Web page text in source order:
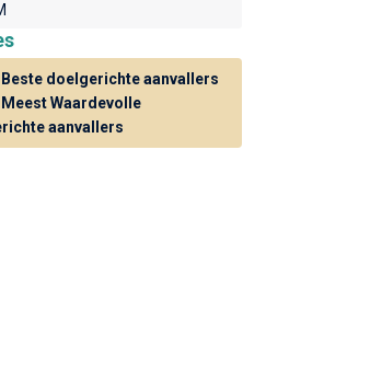
Beste doelgerichte aanvallers
Waardevolle
aanvallers